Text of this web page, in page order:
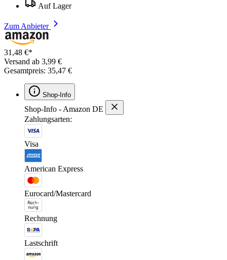
Auf Lager
Zum Anbieter
31,48 €*
Versand ab 3,99 €
Gesamtpreis: 35,47 €
Shop-Info
Shop-Info - Amazon DE
Zahlungsarten:
Visa
American Express
Eurocard/Mastercard
Rechnung
Lastschrift